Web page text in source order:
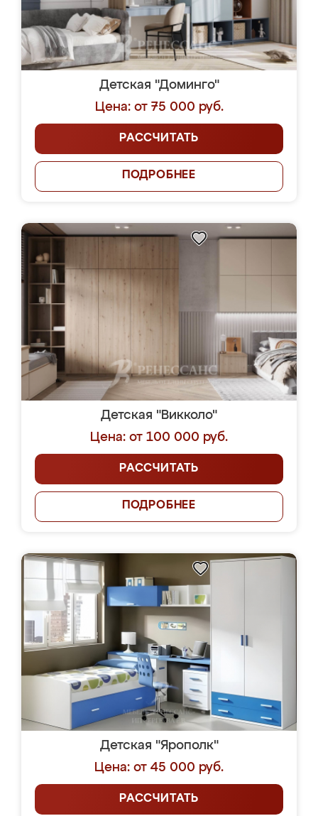
Детская "Доминго"
Цена: от 75 000 руб.
РАССЧИТАТЬ
ПОДРОБНЕЕ
Детская "Викколо"
Цена: от 100 000 руб.
РАССЧИТАТЬ
ПОДРОБНЕЕ
Детская "Ярополк"
Цена: от 45 000 руб.
РАССЧИТАТЬ